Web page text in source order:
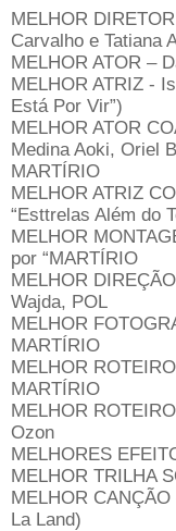
MELHOR
Carvalho e Tatiana
MELHOR ATOR –
MELHOR ATRIZ -
Está Por Vir”)
MELHOR ATOR
Medina Aoki, Oriel
MARTÍRIO
MELHOR ATRIZ
“Esttrelas Além do
MELHOR
por “MARTÍRIO
MELHOR
Wajda, POL
MELHOR
MARTÍRIO
MELHOR
MARTÍRIO
MELHOR
Ozon
MELHORES
MELHOR TRILHA
MELHOR CANÇÃO
La Land)